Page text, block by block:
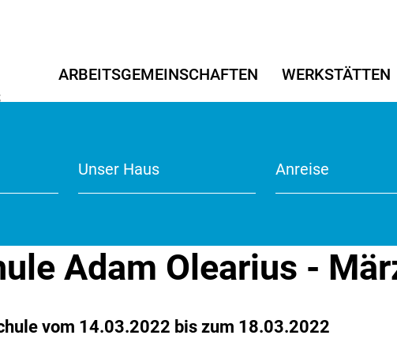
Werkstätten für Kitas
Anmeldeformular
Kitaprojekte
ARBEITSGEMEINSCHAFTEN WERKSTÄTTEN
Points of View
Unser Haus Anreise
Adam Olearius -
vom 14.03.2022 bis zum 18.03.2022